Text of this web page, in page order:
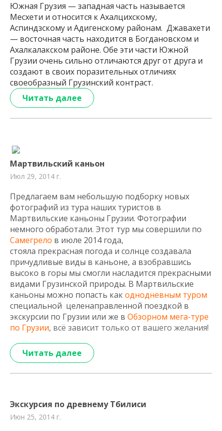
Южная Грузия — западная часть называется
Месхети и относится к Ахалцихскому,
Аспиндзскому и Адигенскому районам. Джавахети
— восточная часть находится в Богдановском и
Ахалкалакском районе. Обе эти части Южной
Грузии очень сильно отличаются друг от друга и
создают в своих поразительных отличиях
своеобразный Грузинский контраст.
Читать далее
Мартвильский каньон
Июл 29, 2014 г.
Предлагаем вам небольшую подборку новых
фотографий из тура наших туристов в
Мартвильские каньоны Грузии. Фотографии
немного обработали. Этот тур мы совершили по
Самегрело в июле 2014 года,
стояла прекрасная погода и солнце создавала
причудливые виды в каньоне, а взобравшись
высоко в горы мы смогли насладится прекрасными
видами Грузинской природы. В Мартвильские
каньоны можно попасть какоднодневным туром
специальной целенаправленной поездкой в
экскурсии по Грузии или же в Обзорном мега-туре
по Грузии, всё зависит только от вашего желания!
Читать далее
Экскурсия по древнему Тбилиси
Июн 25, 2014 г.